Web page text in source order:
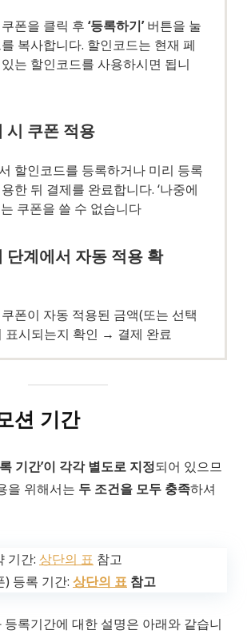
폰을 클릭 후 ‘등록하기’버튼을 눌
복사합니다. 할인코드는 현재 페
는 할인코드를 사용하시면 됩니
시 쿠폰 적용
할인코드를 등록하거나 미리 등록
한 뒤 결제를 완료합니다. ‘나중에
쿠폰을 쓸 수 없습니다
단계에서 자동 적용 확
폰이 자동 적용된 금액(또는 선택
표시되는지 확인 → 결제 완료
션 기간
록 기간’이 각각 별도로 지정되어 있으므
을 위해서는 두 조건을 모두 충족하셔
기간: 상단의 표 참고
) 등록 기간: 상단의 표 참고
록기간에 대한 설명은 아래와 같습니